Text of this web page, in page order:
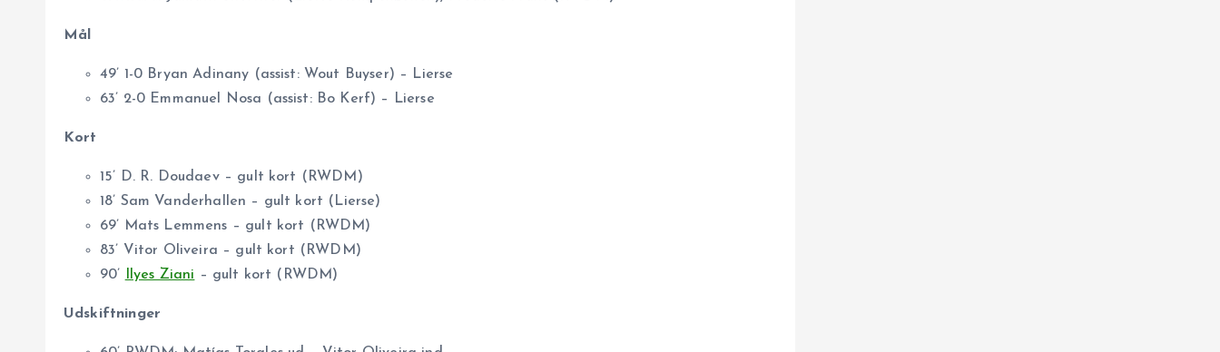
Mål
49’ 1-0 Bryan Adinany (assist: Wout Buyser) – Lierse
63’ 2-0 Emmanuel Nosa (assist: Bo Kerf) – Lierse
Kort
15’ D. R. Doudaev – gult kort (RWDM)
18’ Sam Vanderhallen – gult kort (Lierse)
69’ Mats Lemmens – gult kort (RWDM)
83’ Vitor Oliveira – gult kort (RWDM)
90’ Ilyes Ziani – gult kort (RWDM)
Udskiftninger